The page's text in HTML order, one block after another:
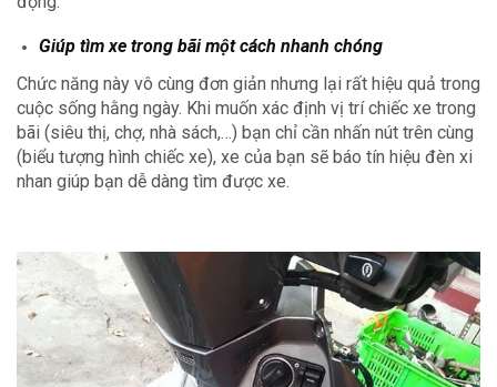
Giúp tìm xe trong bãi một cách nhanh chóng
Chức năng này vô cùng đơn giản nhưng lại rất hiệu quả trong
cuộc sống hằng ngày. Khi muốn xác định vị trí chiếc xe trong
bãi (siêu thị, chợ, nhà sách,…) bạn chỉ cần nhấn nút trên cùng
(biểu tượng hình chiếc xe), xe của bạn sẽ báo tín hiệu đèn xi
nhan giúp bạn dễ dàng tìm được xe.